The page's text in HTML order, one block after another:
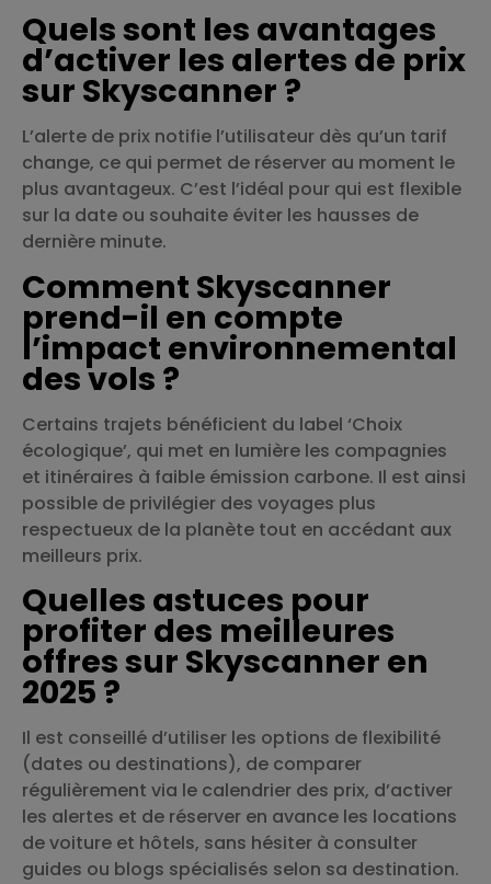
Quels sont les avantages
d’activer les alertes de prix
sur Skyscanner ?
L’alerte de prix notifie l’utilisateur dès qu’un tarif
change, ce qui permet de réserver au moment le
plus avantageux. C’est l’idéal pour qui est flexible
sur la date ou souhaite éviter les hausses de
dernière minute.
Comment Skyscanner
prend-il en compte
l’impact environnemental
des vols ?
Certains trajets bénéficient du label ‘Choix
écologique’, qui met en lumière les compagnies
et itinéraires à faible émission carbone. Il est ainsi
possible de privilégier des voyages plus
respectueux de la planète tout en accédant aux
meilleurs prix.
Quelles astuces pour
profiter des meilleures
offres sur Skyscanner en
2025 ?
Il est conseillé d’utiliser les options de flexibilité
(dates ou destinations), de comparer
régulièrement via le calendrier des prix, d’activer
les alertes et de réserver en avance les locations
de voiture et hôtels, sans hésiter à consulter
guides ou blogs spécialisés selon sa destination.